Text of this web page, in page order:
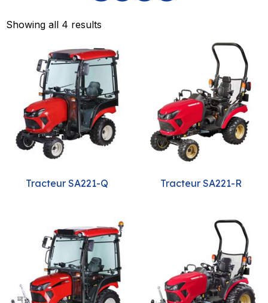
Showing all 4 results
Tracteur SA221-Q Tracteur SA221-R